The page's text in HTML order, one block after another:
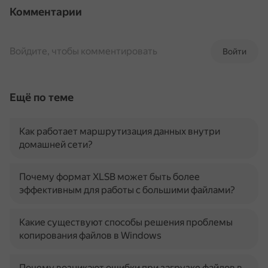
Комментарии
Войти
Войдите, чтобы комментировать
Ещё по теме
Как работает маршрутизация данных внутри
домашней сети?
Почему формат XLSB может быть более
эффективным для работы с большими файлами?
Какие существуют способы решения проблемы
копирования файлов в Windows